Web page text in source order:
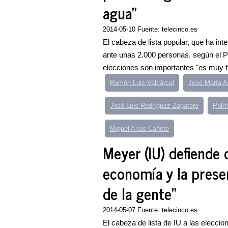
agua"
2014-05-10 Fuente: telecinco.es
El cabeza de lista popular, que ha
ante unas 2.000 personas, según el
elecciones son importantes "es muy
Ramón Luis Valcárcel José María
José Luis Rodríguez Zapatero
Miguel Arias Cañete
Meyer (IU)
economía y la
de la gente"
2014-05-07 Fuente: telecinco.es
El cabeza de lista de IU a las